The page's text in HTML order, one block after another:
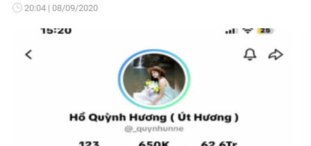
20:04 08/09/2020